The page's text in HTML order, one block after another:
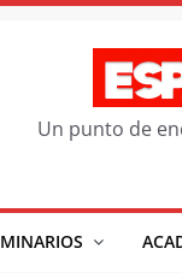
Un punto de